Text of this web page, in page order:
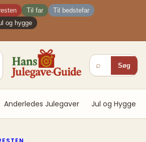
Til far
Til bedstefar
og hygge
⌕ Søg
Anderledes Julegaver Jul og Hygge